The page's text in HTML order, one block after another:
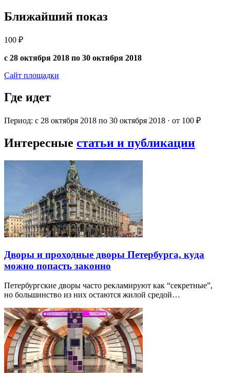
Ближайший показ
100 ₽
с 28 октября 2018 по 30 октября 2018
Сайт площадки
Где идет
Период: с 28 октября 2018 по 30 октября 2018 · от 100 ₽
Интересные статьи и публикации
Дворы и проходные дворы Петербурга, куда
можно попасть законно
Петербургские дворы часто рекламируют как “секретные”,
но большинство из них остаются жилой средой…